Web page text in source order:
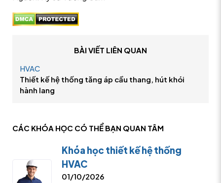
CÁC KHÓA HỌC CÓ THỂ BẠN QUAN TÂM
Khóa học thiết kế hệ thống
HVAC
01/10/2026
BÀI VIẾT LIÊN QUAN
HVAC
Thiết kế hệ thống tăng áp cầu thang, hút khói
hành lang